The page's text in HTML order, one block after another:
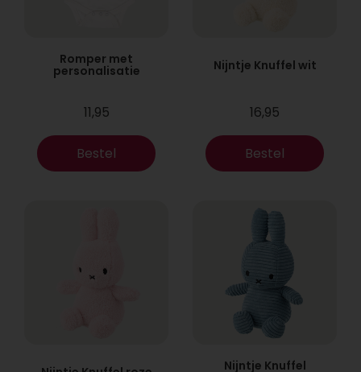
Romper met
personalisatie
11,95
Bestel
Nijntje Knuffel wit
16,95
Bestel
Nijntje Knuffel